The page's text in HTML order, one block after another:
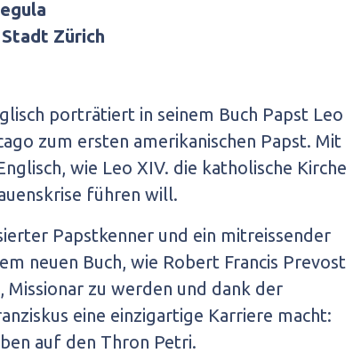
Zürich
porträtiert in seinem Buch Papst Leo
zum ersten amerikanischen Papst. Mit
wie Leo XIV. die katholische Kirche
führen will.
Papstkenner und ein mitreissender
neuen Buch, wie Robert Francis Prevost
Missionar zu werden und dank der
eine einzigartige Karriere macht:
auf den Thron Petri.